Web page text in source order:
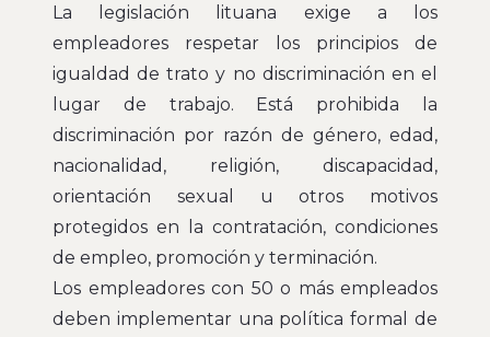
La legislación lituana exige a los
empleadores respetar los principios de
igualdad de trato y no discriminación en el
lugar de trabajo. Está prohibida la
discriminación por razón de género, edad,
nacionalidad, religión, discapacidad,
orientación sexual u otros motivos
protegidos en la contratación, condiciones
de empleo, promoción y terminación.
Los empleadores con 50 o más empleados
deben implementar una política formal de